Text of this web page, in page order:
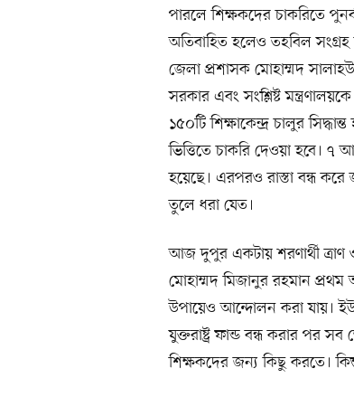
পারলে শিক্ষকদের চাকরিতে
অতিবাহিত হলেও তহবিল সংগ্রহ
জেলা প্রশাসক মোহাম্মদ
সরকার এবং সংশ্লিষ্ট
১৫০টি শিক্ষাকেন্দ্র চালুর
ভিত্তিতে চাকরি দেওয়া হবে।
হয়েছে। এরপরও রাস্তা বন্ধ করে
তুলে ধরা যেত।
আজ দুপুর একটায় শরণার্থী
মোহাম্মদ মিজানুর রহমান
উপায়েও আন্দোলন করা যায়।
যুক্তরাষ্ট্র ফান্ড বন্ধ করার পর
শিক্ষকদের জন্য কিছু করতে।